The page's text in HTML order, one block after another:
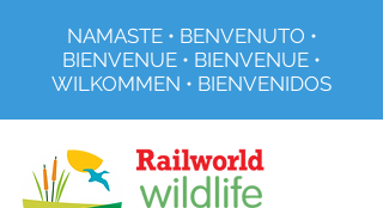
NAMASTE • BENVENUTO •
BIENVENUE • BIENVENUE •
WILKOMMEN • BIENVENIDOS